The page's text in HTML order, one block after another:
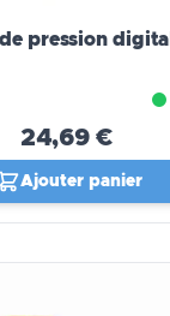
pression digital
24,69 €
Ajouter panier